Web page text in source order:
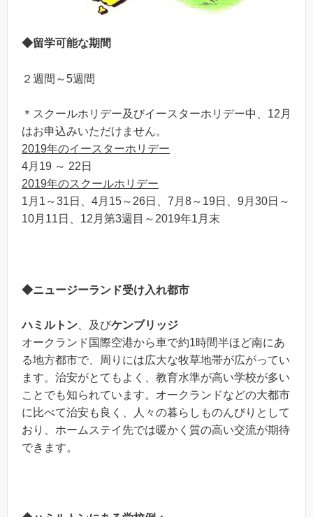
◆留学可能な期間
２週間～5週間
＊スクールホリデー及びイースターホリデー中、12月
はお申込みいただけません。
2019年のイースターホリデー
4月19 ～ 22日
2019年のスクールホリデー
1月1～31日、4月15～26日、7月8～19日、9月30日～
10月11日、12月第3週目～2019年1月末
◆ニュージーランド受け入れ都市
ハミルトン 、及びケンブリッジ
オークランド国際空港から車で約1時間半ほど南にあ
る地方都市で、周りには広大な牧草地帯が広がってい
ます。治安がとてもよく、教育水準が高い学校が多い
ことでも知られています。オークランドなどの大都市
に比べて治安も良く、人々の暮らしものんびりとして
おり、ホームステイ先では暖かく質の高い交流が期待
できます。